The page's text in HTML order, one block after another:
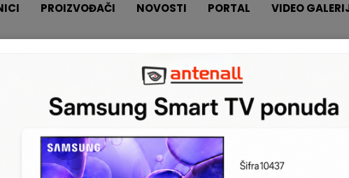
PROIZVOĐAČI NOVOSTI PORTAL VIDEO
Proizvodi 5 Mpx - HDTVI DS-2CE57H8T-VPITF 2,8 mm